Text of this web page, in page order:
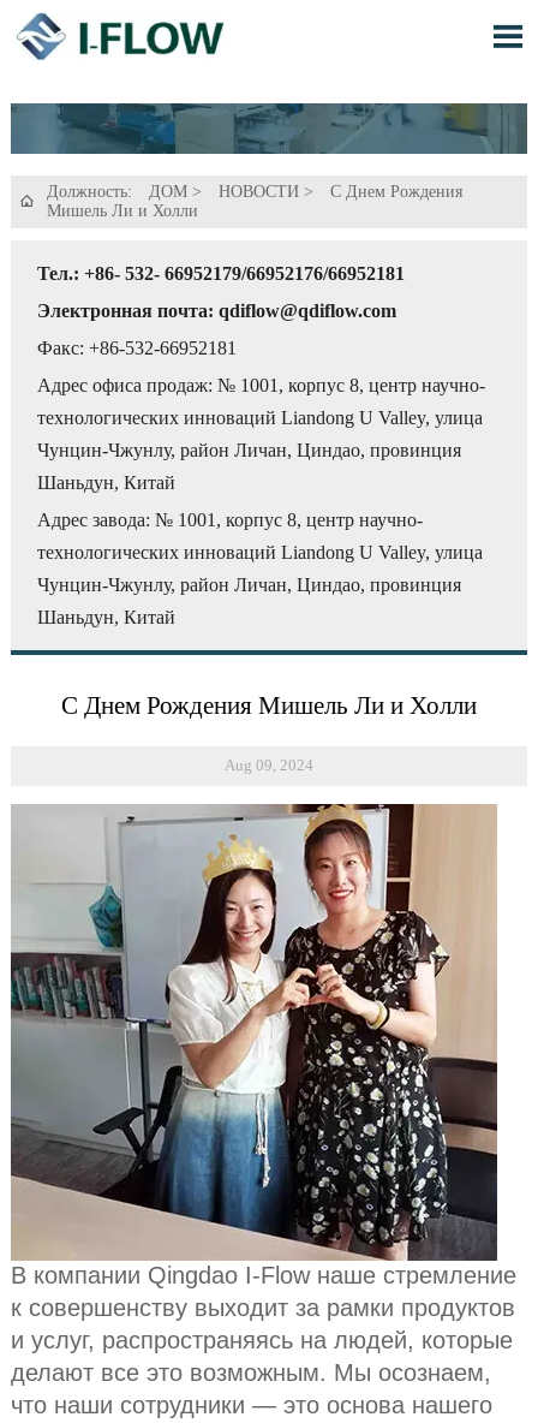


Должность: ДОМ> НОВОСТИ>
С Днем Рождения
Мишель Ли и Холли
Тел.: +86- 532- 66952179/66952176/66952181
Электронная почта: qdiflow@qdiflow.com
Факс: +86-532-66952181
Адрес офиса продаж: № 1001, корпус 8, центр научно-
технологических инноваций Liandong U Valley, улица
Чунцин-Чжунлу, район Личан, Циндао, провинция
Шаньдун, Китай
Адрес завода: № 1001, корпус 8, центр научно-
технологических инноваций Liandong U Valley, улица
Чунцин-Чжунлу, район Личан, Циндао, провинция
Шаньдун, Китай
С Днем Рождения Мишель Ли и Холли
Aug 09, 2024
В компании Qingdao I-Flow наше стремление
к совершенству выходит за рамки продуктов
и услуг, распространяясь на людей, которые
делают все это возможным. Мы осознаем,
что наши сотрудники — это основа нашего